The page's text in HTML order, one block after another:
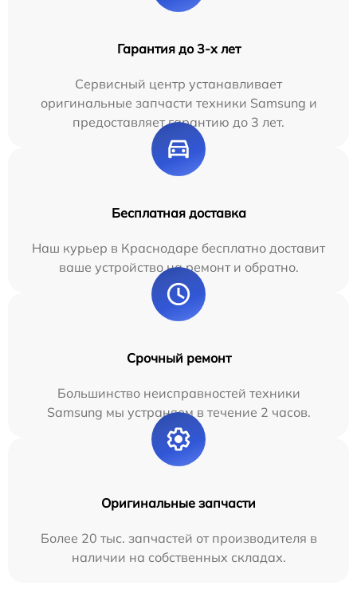
Гарантия до 3-х лет
Сервисный центр устанавливает
оригинальные запчасти техники Samsung и
предоставляет гарантию до 3 лет.
Бесплатная доставка
Наш курьер в Краснодаре бесплатно доставит
ваше устройство на ремонт и обратно.
Срочный ремонт
Большинство неисправностей техники
Samsung мы устраняем в течение 2 часов.
Оригинальные запчасти
Более 20 тыс. запчастей от производителя в
наличии на собственных складах.